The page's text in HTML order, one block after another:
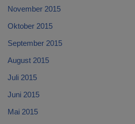
November 2015
Oktober 2015
September 2015
August 2015
Juli 2015
Juni 2015
Mai 2015